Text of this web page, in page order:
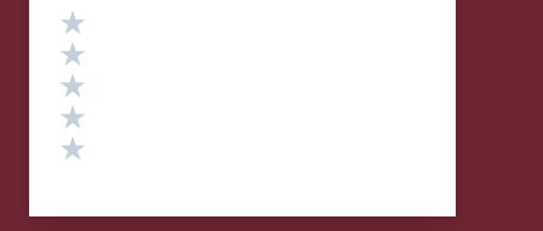
Valutazione